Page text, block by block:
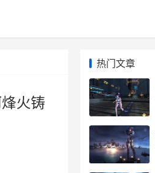
火铸
热门文章